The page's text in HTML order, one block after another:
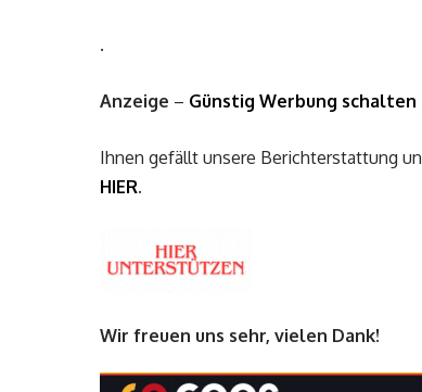
.
Anzeige – Günstig Werbung
Ihnen gefällt unsere Berichterstattung
HIER.
Wir freuen uns sehr, vielen Dank!